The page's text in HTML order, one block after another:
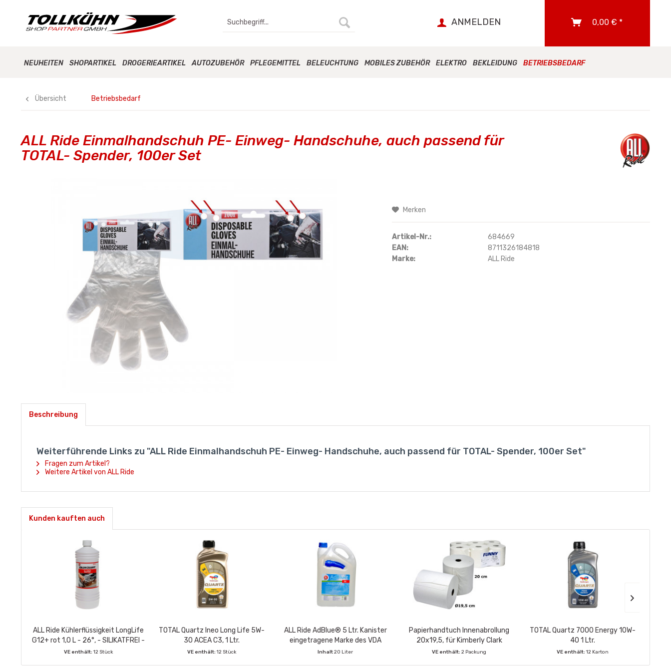
ANMELDEN 0,00 € *
NEUHEITEN SHOPARTIKEL DROGERIEARTIKEL AUTOZUBEHÖR PFLEGEMITTEL BELEUCHTUNG MOBILES ZUBEHÖR ELEKTRO BEKLEIDUNG BETRIEBSBEDARF
Übersicht Betriebsbedarf
ALL Ride Einmalhandschuh PE- Einweg- Handschuhe, auch passend für
TOTAL- Spender, 100er Set
Merken
Artikel-Nr.:
684669
EAN:
8711326184818
Marke:
ALL Ride
Beschreibung
Weiterführende Links zu "ALL Ride Einmalhandschuh PE- Einweg- Handschuhe, auch passend für TOTAL- Spender, 100er Set"
Fragen zum Artikel?
Weitere Artikel von ALL Ride
Kunden kauften auch
ALL Ride Kühlerflüssigkeit LongLife
G12+ rot 1,0 L - 26°, - SILIKATFREI -
VE enthält: 12 Stück
TOTAL Quartz Ineo Long Life 5W-
30 ACEA C3, 1 Ltr.
VE enthält:12 Stück
ALL Ride AdBlue® 5 Ltr. Kanister
eingetragene Marke des VDA
Inhalt20 Liter
Papierhandtuch Innenabrollung
20x19,5, für Kimberly Clark
Spender 60863 6Rl=1Pack,...
VE enthält:2 Packung
TOTAL Quartz 7000 Energy 10W-
40 1 Ltr.
VE enthält:12 Karton